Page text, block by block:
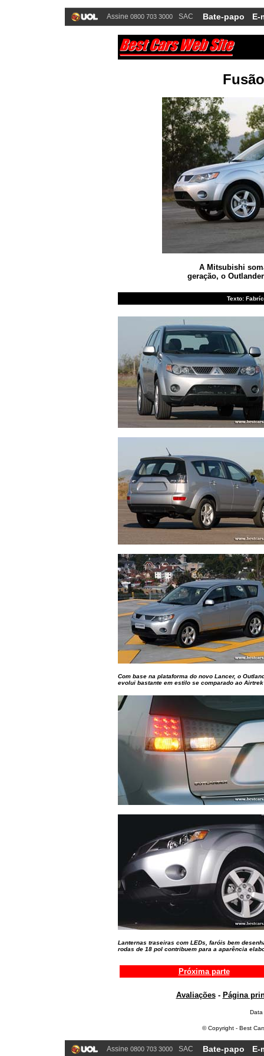
Assine 0800 703 3000 SAC Bate-papo E-
A Mitsubishi
geração, o
Texto:
Com base na plataforma do novo Lancer, o
evolui bastante em estilo se comparado ao Airtrek
Lanternas traseiras com LEDs, faróis bem
rodas de 18 pol contribuem para a aparência
Próxima parte
Avaliações- Página
© Copyright - Best
Assine 0800 703 3000 SAC Bate-papo E-